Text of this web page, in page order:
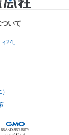
いて
24」